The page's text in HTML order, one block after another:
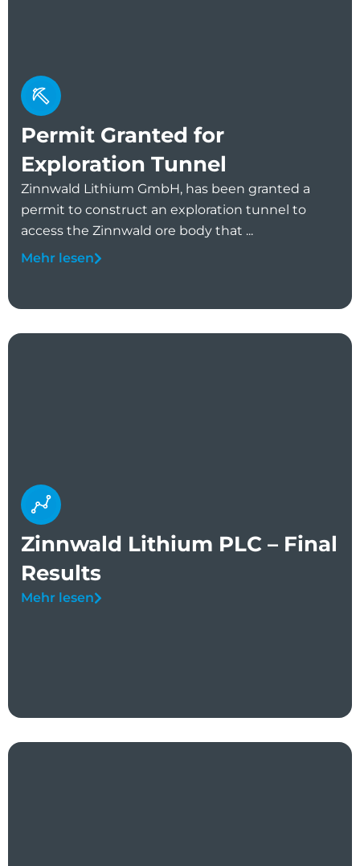
Permit Granted for
Exploration Tunnel
Zinnwald Lithium GmbH, has been granted a
permit to construct an exploration tunnel to
access the Zinnwald ore body that ...
Mehr lesen
Zinnwald Lithium PLC – Final
Results
Mehr lesen